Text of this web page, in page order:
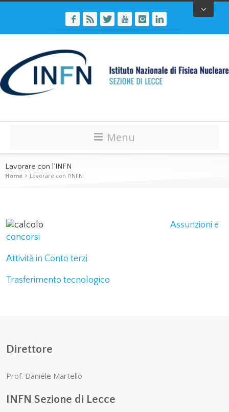
Menu
Lavorare con l’INFN
Home Lavorare con l’INFN
Assunzioni e
concorsi
Attività in Conto terzi
Trasferimento tecnologico
Direttore
Prof. Daniele Martello
INFN Sezione di Lecce